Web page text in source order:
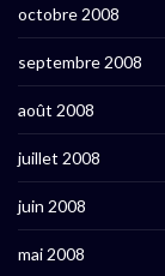
octobre 2008
septembre 2008
août 2008
juillet 2008
juin 2008
mai 2008